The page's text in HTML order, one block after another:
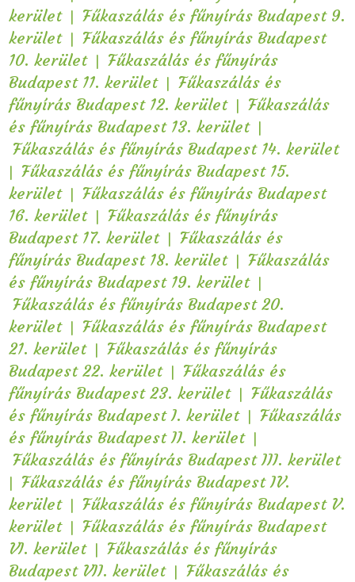
kerület | Fűkaszálás és fűnyírás Budapest 9.
kerület | Fűkaszálás és fűnyírás Budapest
10. kerület | Fűkaszálás és fűnyírás
Budapest 11. kerület | Fűkaszálás és
fűnyírás Budapest 12. kerület | Fűkaszálás
és fűnyírás Budapest 13. kerület |
Fűkaszálás és fűnyírás Budapest 14. kerület
| Fűkaszálás és fűnyírás Budapest 15.
kerület | Fűkaszálás és fűnyírás Budapest
16. kerület | Fűkaszálás és fűnyírás
Budapest 17. kerület | Fűkaszálás és
fűnyírás Budapest 18. kerület | Fűkaszálás
és fűnyírás Budapest 19. kerület |
Fűkaszálás és fűnyírás Budapest 20.
kerület | Fűkaszálás és fűnyírás Budapest
21. kerület | Fűkaszálás és fűnyírás
Budapest 22. kerület | Fűkaszálás és
fűnyírás Budapest 23. kerület | Fűkaszálás
és fűnyírás Budapest I. kerület | Fűkaszálás
és fűnyírás Budapest II. kerület |
Fűkaszálás és fűnyírás Budapest III. kerület
| Fűkaszálás és fűnyírás Budapest IV.
kerület | Fűkaszálás és fűnyírás Budapest V.
kerület | Fűkaszálás és fűnyírás Budapest
VI. kerület | Fűkaszálás és fűnyírás
Budapest VII. kerület | Fűkaszálás és